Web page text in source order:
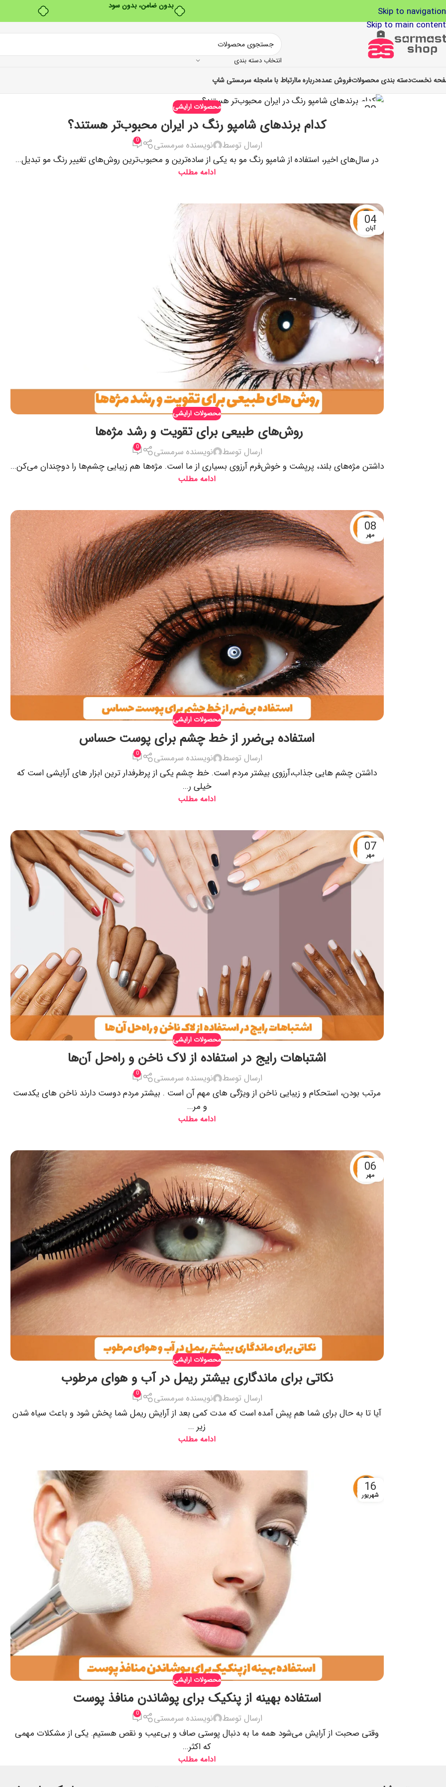
بدون ضامن، بدون سود
Skip to navigation
Skip to main content
انتخاب دسته بندی
نخستدسته بندی محصولاتفروش عمدهدرباره ماارتباط با مامجله سرمستی شاپ
30 محصولات ارایشی
کدام برندهای شامپو رنگ در ایران محبوب‌تر هستند؟
ارسال توسط نویسنده سرمستی 0
در سال‌های اخیر، استفاده از شامپو رنگ مو به یکی از ساده‌ترین و محبوب‌ترین روش‌های تغییر رنگ مو تبدیل...
ادامه مطلب
04
آبان
محصولات ارایشی
روش‌های طبیعی برای تقویت و رشد مژه‌ها
ارسال توسط نویسنده سرمستی 0
داشتن مژه‌های بلند، پرپشت و خوش‌فرم آرزوی بسیاری از ما است. مژه‌ها هم زیبایی چشم‌ها را دوچندان می‌کن...
ادامه مطلب
08
مهر
محصولات ارایشی
استفاده بی‌ضرر از خط چشم برای پوست حساس
ارسال توسط نویسنده سرمستی 0
داشتن چشم هایی جذاب،آرزوی بیشتر مردم است. خط چشم یکی از پرطرفدار ترین ابزار های آرایشی است که
خیلی ر...
ادامه مطلب
07
مهر
محصولات ارایشی
اشتباهات رایج در استفاده از لاک ناخن و راه‌حل آن‌ها
ارسال توسط نویسنده سرمستی 0
مرتب بودن، استحکام و زیبایی ناخن از ویژگی های مهم آن است . بیشتر مردم دوست دارند ناخن های یکدست
و مر...
ادامه مطلب
06
مهر
محصولات ارایشی
نکاتی برای ماندگاری بیشتر ریمل در آب و هوای مرطوب
ارسال توسط نویسنده سرمستی 0
آیا تا به حال برای شما هم پبش آمده است که مدت کمی بعد از آرایش ریمل شما پخش شود و باعث سیاه شدن
زیر ...
ادامه مطلب
16
شهریور
محصولات ارایشی
استفاده بهینه از پنکیک برای پوشاندن منافذ پوست
ارسال توسط نویسنده سرمستی 0
وقتی صحبت از آرایش می‌شود همه ما به دنبال پوستی صاف و بی‌عیب و نقص هستیم. یکی از مشکلات مهمی
که اکثر...
ادامه مطلب